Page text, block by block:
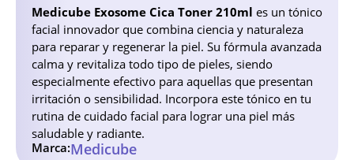
Medicube Exosome Cica Toner 210ml es un tónico
facial innovador que combina ciencia y naturaleza
para reparar y regenerar la piel. Su fórmula avanzada
calma y revitaliza todo tipo de pieles, siendo
especialmente efectivo para aquellas que presentan
irritación o sensibilidad. Incorpora este tónico en tu
rutina de cuidado facial para lograr una piel más
saludable y radiante.
Marca:Medicube